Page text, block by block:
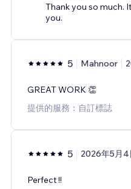
Thank you so much.
you.
5 Mahnoor
GREAT WORK 👏
提供的服務：自訂標誌
5 2026年5月4
Perfect !!